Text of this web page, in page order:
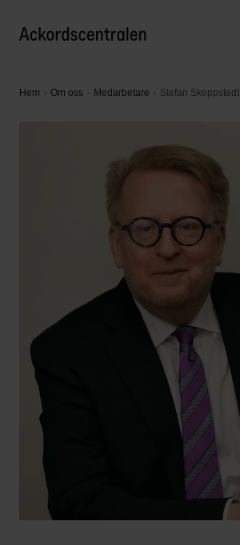
Hem Om oss Medarbetare Stefan Skeppstedt